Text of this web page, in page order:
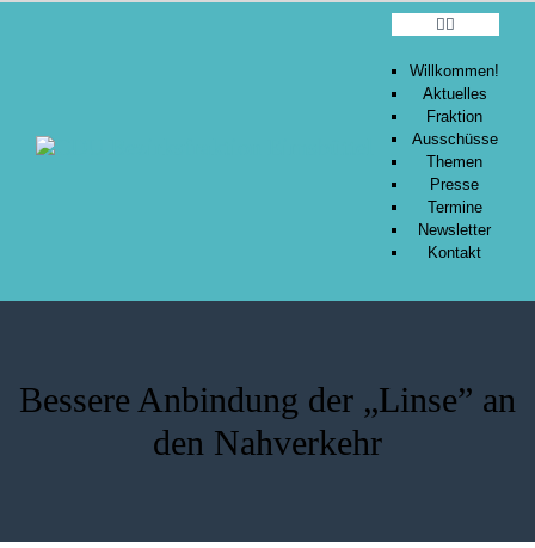
Willkommen!
Aktuelles
Fraktion
Ausschüsse
Themen
Presse
Termine
Newsletter
Kontakt
Bessere Anbindung der „Linse” an
den Nahverkehr
NEWSLETTER